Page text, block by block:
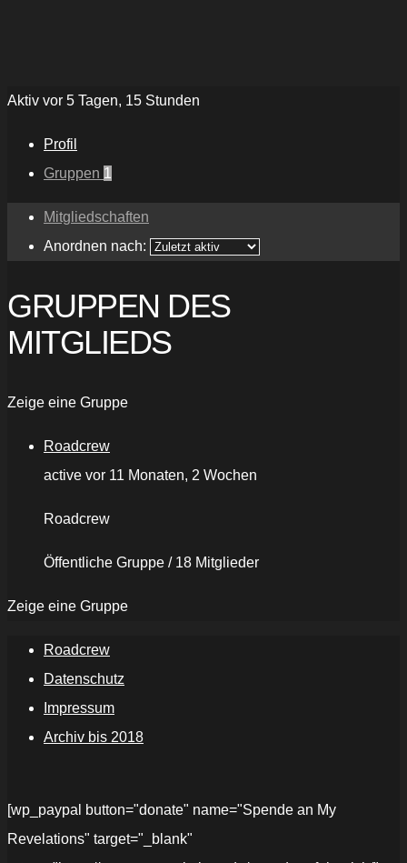
Aktiv vor 5 Tagen, 15 Stunden
Profil
Gruppen 1
Mitgliedschaften
Anordnen nach:
GRUPPEN DES
MITGLIEDS
Zeige eine Gruppe
Roadcrew
active vor 11 Monaten, 2 Wochen
Roadcrew
Öffentliche Gruppe / 18 Mitglieder
Zeige eine Gruppe
Roadcrew
Datenschutz
Impressum
Archiv bis 2018
[wp_paypal button="donate" name="Spende an My
Revelations" target="_blank"